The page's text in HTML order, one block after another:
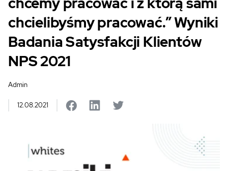
chcielibyśmy pracować.” Wyniki
Badania Satysfakcji Klientów
NPS 2021
Admin
12.08.2021